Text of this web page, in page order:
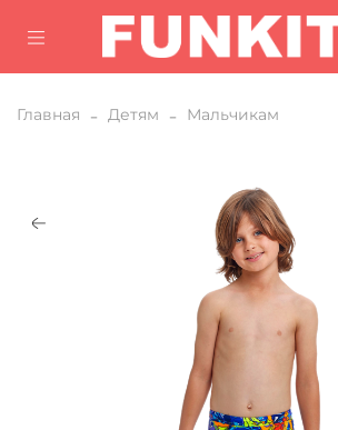
Главная Детям Мальчикам